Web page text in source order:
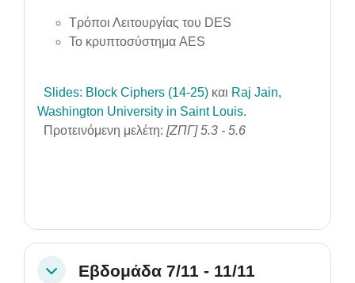
Τρόποι Λειτουργίας του DES
Το κρυπτοσύστημα AES
Slides: Block Ciphers (14-25) και Raj Jain,
Washington University in Saint Louis.
Προτεινόμενη μελέτη: [ΖΠΓ] 5.3 - 5.6
CollapseΕβδομάδα 7/11 - 11/11